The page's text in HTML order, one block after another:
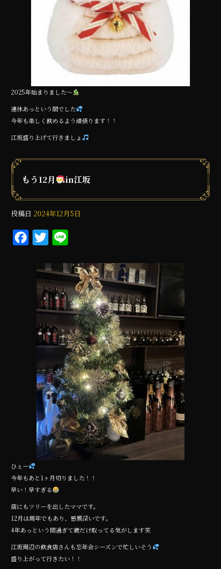
2025年始まりました～
連休あっという間でした
今年も楽しく飲めるよう頑張ります！！
江坂盛り上げて行きましょ
もう12月 in江坂
投稿日 2024年12月5日
F
a
c
e
b
o
o
k
T
w
it
te
r
e
ひぇー
今年もあと1ヶ月切りました！！
早い！早すぎる
店にもツリーを出したママです。
12月は周年でもあり、感慨深いです。
4年あっという間過ぎて歳だけ取ってる気がします笑
江坂周辺の飲食店さんも忘年会シーズンで忙しいそう
盛り上がって行きたい！！